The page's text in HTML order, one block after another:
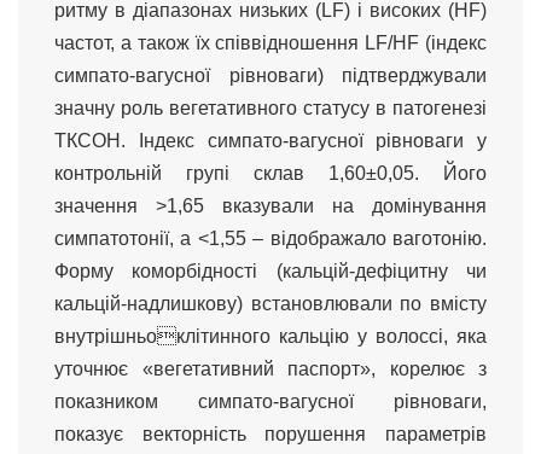
ритму в діапазонах низьких (LF) і високих (HF)
частот, а також їх співвідношення LF/HF (індекс
симпато-вагусної рівноваги) підтверджували
значну роль вегетативного статусу в патогенезі
ТКСОН. Індекс симпато-вагусної рівноваги у
контрольній групі склав 1,60±0,05. Його
значення >1,65 вказували на домінування
симпатотонії, а <1,55 – відображало ваготонію.
Форму коморбідності (кальцій-дефіцитну чи
кальцій-надлишкову) встановлювали по вмісту
внутрішньоклітинного кальцію у волоссі, яка
уточнює «вегетативний паспорт», корелює з
показником симпато-вагусної рівноваги,
показує векторність порушення параметрів